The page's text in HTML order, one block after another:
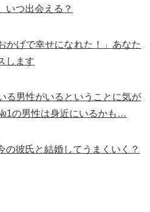
いつ出会える？
かげで幸せになれた！」あなた
します
る男性がいるということに気が
の男性は身近にいるかも…
彼氏と結婚してうまくいく？